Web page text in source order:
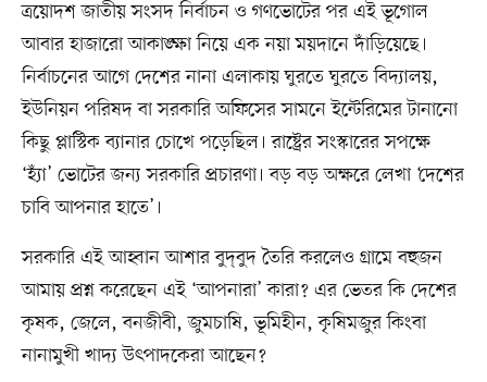
ত্রয়োদশ জাতীয় সংসদ নির্বাচন ও গণভোটের পর এই ভূগোল
আবার হাজারো আকাঙ্ক্ষা নিয়ে এক নয়া ময়দানে দাঁড়িয়েছে।
নির্বাচনের আগে দেশের নানা এলাকায় ঘুরতে ঘুরতে বিদ্যালয়,
ইউনিয়ন পরিষদ বা সরকারি অফিসের সামনে ইন্টেরিমের টানানো
কিছু প্লাস্টিক ব্যানার চোখে পড়েছিল। রাষ্ট্রের সংস্কারের সপক্ষে
‘হ্যাঁ’ ভোটের জন্য সরকারি প্রচারণা। বড় বড় অক্ষরে লেখা ‘দেশের
চাবি আপনার হাতে’।
সরকারি এই আহ্বান আশার বুদ্‌বুদ তৈরি করলেও গ্রামে বহুজন
আমায় প্রশ্ন করেছেন এই ‘আপনারা’ কারা? এর ভেতর কি দেশের
কৃষক, জেলে, বনজীবী, জুমচাষি, ভূমিহীন, কৃষিমজুর কিংবা
নানামুখী খাদ্য উৎপাদকেরা আছেন?